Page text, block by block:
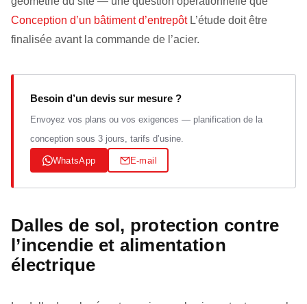
Conception d’un bâtiment d’entrepôtL’étude doit être
finalisée avant la commande de l’acier.
Besoin d’un devis sur mesure ?
Envoyez vos plans ou vos exigences — planification de la
conception sous 3 jours, tarifs d’usine.
WhatsApp E-mail
Dalles de sol, protection contre
l’incendie et alimentation
électrique